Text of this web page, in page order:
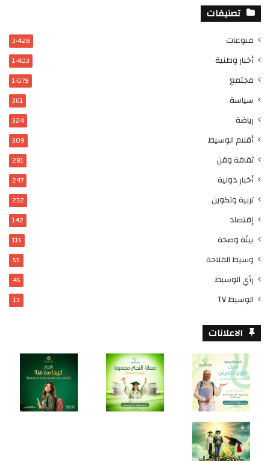
تصنيفات
منوعات 3٬428
أخبار وطنية 1٬403
مجتمع 1٬079
سياسة 361
رياضة 324
أقلام الوسيط 309
ثقافة وفن 281
أخبار دولية 247
تربية وتكوين 232
إقتصاد 142
بيئة وصحة 115
وسيط الفلاحة 55
رأي الوسيط 45
الوسيط TV 13
الاعلانات